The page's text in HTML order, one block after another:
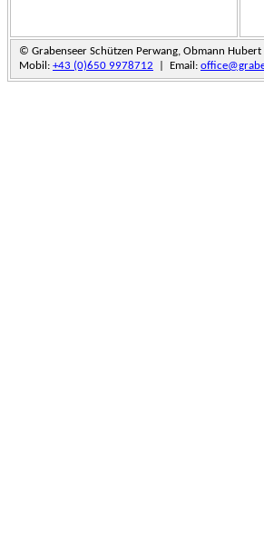
© Grabenseer Schützen Perwang, Obmann
Mobil: +43 (0)650 9978712 | Email: